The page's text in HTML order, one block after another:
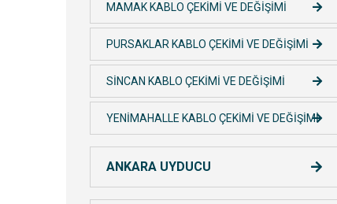
MAMAK KABLO ÇEKİMİ VE DEĞİŞİMİ
PURSAKLAR KABLO ÇEKİMİ VE DEĞİŞİMİ
SİNCAN KABLO ÇEKİMİ VE DEĞİŞİMİ
YENİMAHALLE KABLO ÇEKİMİ VE DEĞİŞİMİ
ANKARA UYDUCU